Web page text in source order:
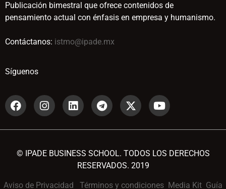
Publicación bimestral que ofrece contenidos de
pensamiento actual con énfasis en empresa y humanismo.
Contáctanos: istmo@ipade.mx
Síguenos
© IPADE BUSINESS SCHOOL. TODOS LOS DERECHOS
RESERVADOS. 2019
Aviso de Privacidad Términos y condiciones Media Kit Guía